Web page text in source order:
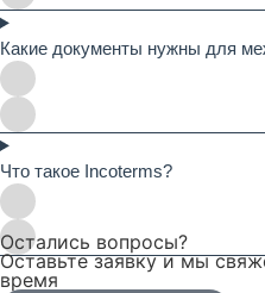
Какие документы нужны для
Что такое Incoterms?
Остались вопросы?
Оставьте заявку и мы
время